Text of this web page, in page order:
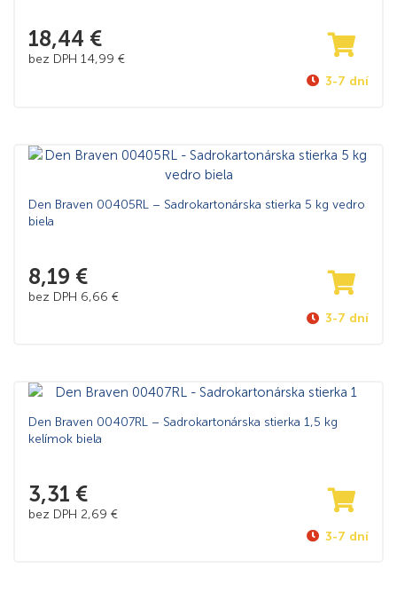
18,44 €
bez DPH 14,99 €
3-7 dní
Den Braven 00405RL – Sadrokartonárska stierka 5 kg vedro
biela
8,19 €
bez DPH 6,66 €
3-7 dní
Den Braven 00407RL – Sadrokartonárska stierka 1,5 kg
kelímok biela
3,31 €
bez DPH 2,69 €
3-7 dní